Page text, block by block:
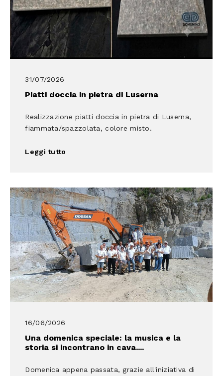
31/07/2026
Piatti doccia in pietra di Luserna
Realizzazione piatti doccia in pietra di Luserna,
fiammata/spazzolata, colore misto.
Leggi tutto
16/06/2026
Una domenica speciale: la musica e la
storia si incontrano in cava....
Domenica appena passata, grazie all'iniziativa di